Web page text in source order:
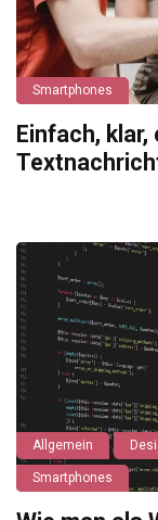
Smartphones
Einfach,
Allgemein
Smartphones